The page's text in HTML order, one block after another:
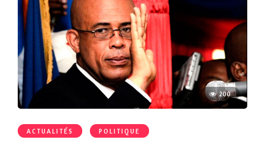
200
ACTUALITÉS POLITIQUE